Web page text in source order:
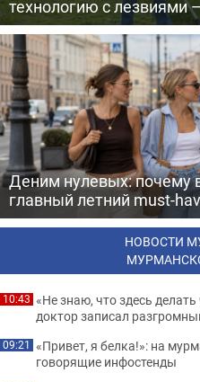
технологию с лезвиями
Деним нулевых:
главный летний must-
НОВОСТИ
10:43 «Не знаю, что здесь
доктор записал
09:21 «Привет, я белка!»: на
говорящие инфостенды